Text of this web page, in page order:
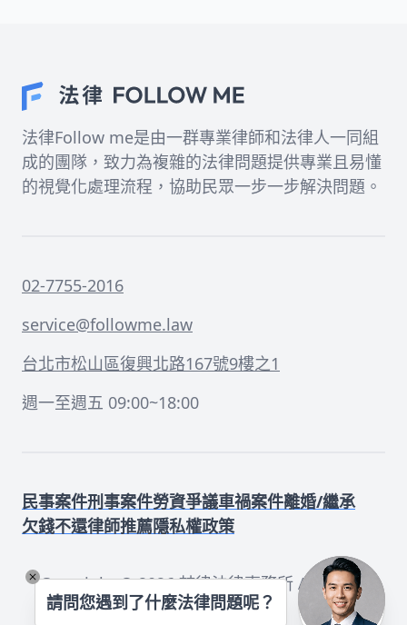
法律Follow me是由一群專業律師和法律人一同組
成的團隊，致力為複雜的法律問題提供專業且易懂
的視覺化處理流程，協助民眾一步一步解決問題。
02-7755-2016
service@followme.law
台北市松山區復興北路167號9樓之1
週一至週五 09:00~18:00
民事案件刑事案件勞資爭議車禍案件離婚/繼承
欠錢不還律師推薦隱私權政策
Copyright ©2026喆律法律事務所 All rights
reserved.
請問您遇到了什麼法律問題呢？